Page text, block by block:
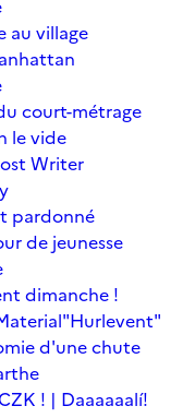
au village
court-métrage
le vide
Writer
pardonné
de jeunesse
dimanche !
"Hurlevent"
d'une chute
! | Daaaaaalí!